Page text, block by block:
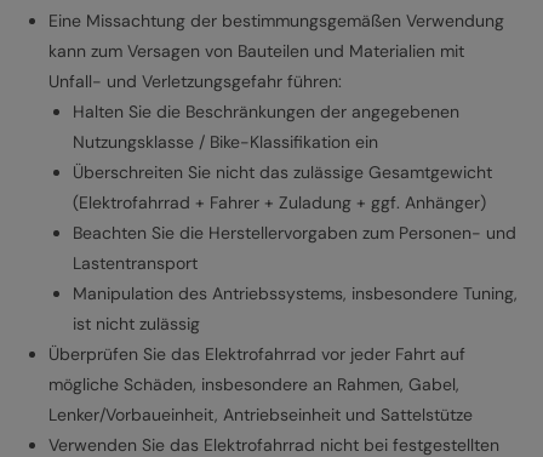
Eine Missachtung der bestimmungsgemäßen Verwendung
kann zum Versagen von Bauteilen und Materialien mit
Unfall- und Verletzungsgefahr führen:
Halten Sie die Beschränkungen der angegebenen
Nutzungsklasse / Bike-Klassifikation ein
Überschreiten Sie nicht das zulässige Gesamtgewicht
(Elektrofahrrad + Fahrer + Zuladung + ggf. Anhänger)
Beachten Sie die Herstellervorgaben zum Personen- und
Lastentransport
Manipulation des Antriebssystems, insbesondere Tuning,
ist nicht zulässig
Überprüfen Sie das Elektrofahrrad vor jeder Fahrt auf
mögliche Schäden, insbesondere an Rahmen, Gabel,
Lenker/Vorbaueinheit, Antriebseinheit und Sattelstütze
Verwenden Sie das Elektrofahrrad nicht bei festgestellten